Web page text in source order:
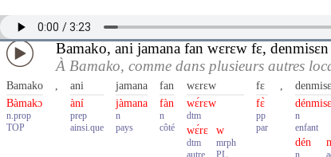
Bamako, ani jamana fan wɛrɛw fɛ,
À Bamako, comme dans plusieurs autres
Bamako
Bàmakɔ
n.prop
TOP
,
ani
àní
prep
ainsi.que
jamana
jàmana
n
pays
fan
fàn
n
côté
wɛrɛw
wɛ́rɛw
dtm
wɛ́rɛ
dtm
autre
w
mrph
PL
fɛ
fɛ̀
pp
par
,
n
enfant
dén
n